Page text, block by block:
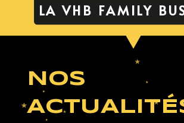
LA VHB FAMILY
NOS